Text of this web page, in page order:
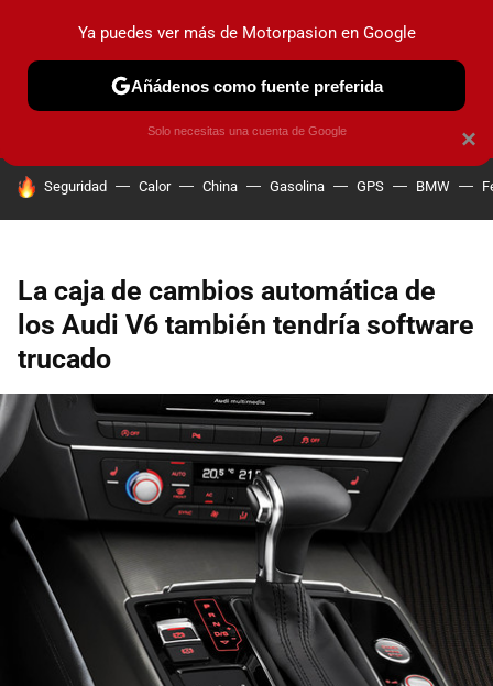
PRUEBAS COCHES ELÉCTRICOS OBSERVATORIO
HOY SE HABLA DE
Seguridad Calor China Gasolina GPS BMW
La caja de cambios automática de
los Audi V6 también tendría software
trucado
×
Ya puedes ver más de Motorpasion en Google
Añádenos como fuente preferida
Solo necesitas una cuenta de Google